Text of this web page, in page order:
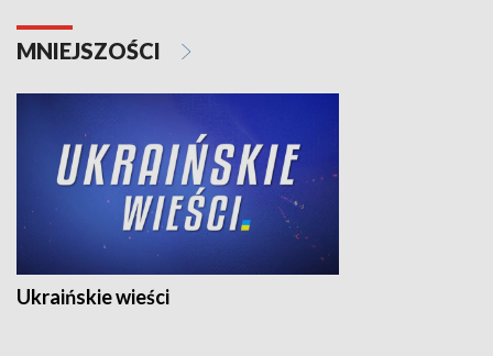
MNIEJSZOŚCI
Ukraińskie wieści